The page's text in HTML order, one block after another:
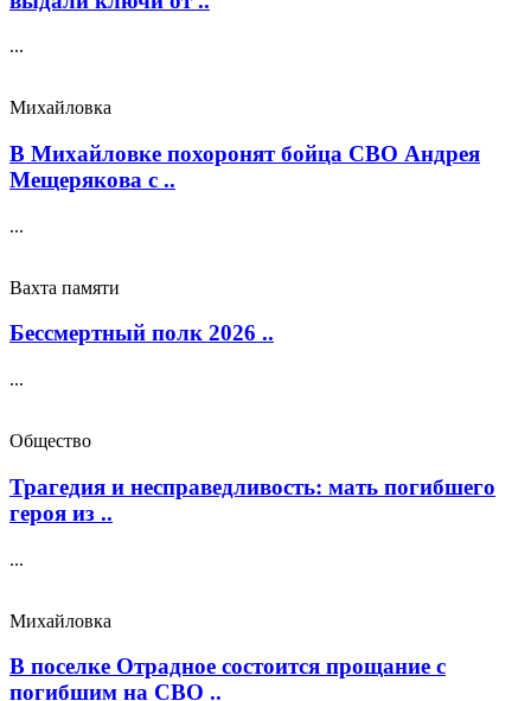
...
Михайловка
В Михайловке похоронят бойца СВО Андрея
Мещерякова с ..
...
Вахта памяти
Бессмертный полк 2026 ..
...
Общество
Трагедия и несправедливость: мать погибшего
героя из ..
...
Михайловка
В поселке Отрадное состоится прощание с
погибшим на СВО ..